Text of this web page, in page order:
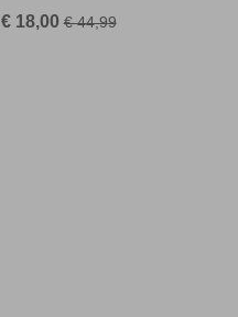
€ 18,00 € 44,99